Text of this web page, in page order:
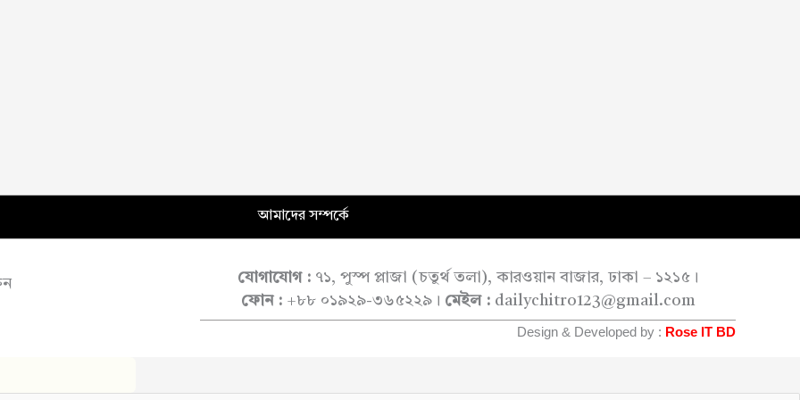
আমাদের সম্পর্কে
যোগাযোগ : ৭১, পুস্প প্লাজা (চতুর্থ তলা), কারওয়ান বাজার, ঢাকা – ১২১৫।
ফোন :+৮৮ ০১৯২৯-৩৬৫২২৯। মেইল :dailychitro123@gmail.com
Design & Developed by : Rose IT BD